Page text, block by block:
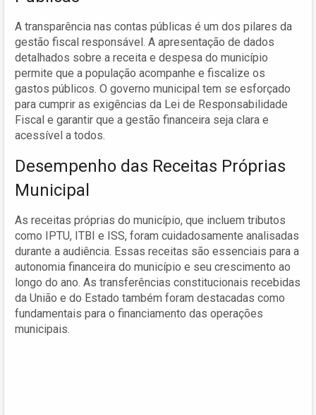
A transparência nas contas públicas é um dos pilares da
gestão fiscal responsável. A apresentação de dados
detalhados sobre a receita e despesa do município
permite que a população acompanhe e fiscalize os
gastos públicos. O governo municipal tem se esforçado
para cumprir as exigências da Lei de Responsabilidade
Fiscal e garantir que a gestão financeira seja clara e
acessível a todos.
Desempenho das Receitas Próprias
Municipal
As receitas próprias do município, que incluem tributos
como IPTU, ITBI e ISS, foram cuidadosamente analisadas
durante a audiência. Essas receitas são essenciais para a
autonomia financeira do município e seu crescimento ao
longo do ano. As transferências constitucionais recebidas
da União e do Estado também foram destacadas como
fundamentais para o financiamento das operações
municipais.